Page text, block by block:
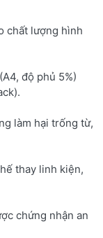
chất lượng hình
độ phủ 5%)
làm hại trống từ,
thay linh kiện,
chứng nhận an